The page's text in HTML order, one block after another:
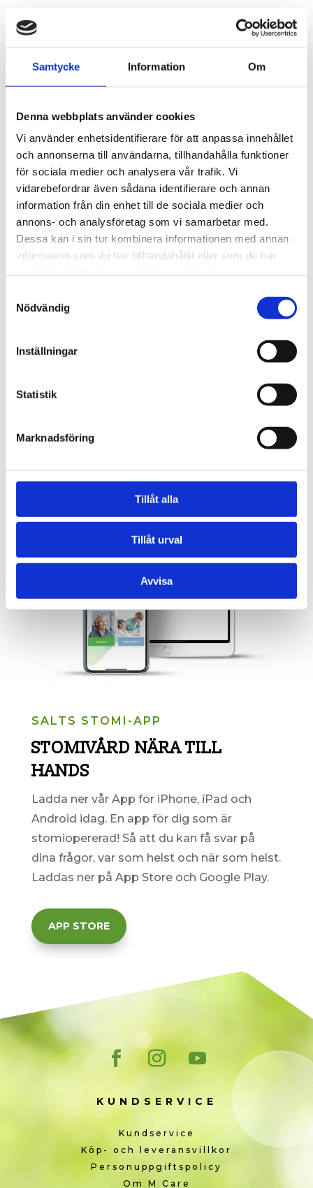
Samtycke Information Om
Denna webbplats använder cookies
Vi använder enhetsidentifierare för att anpassa innehållet
och annonserna till användarna, tillhandahålla funktioner
för sociala medier och analysera vår trafik. Vi
vidarebefordrar även sådana identifierare och annan
information från din enhet till de sociala medier och
annons- och analysföretag som vi samarbetar med.
Dessa kan i sin tur kombinera informationen med annan
information som du har tillhandahållit eller som de har
Nödvändig
Inställningar
Statistik
Marknadsföring
Tillåt alla
Tillåt urval
Avvisa
Ordinarie, Prov
Diameter Min
0, 10, 1050, 1200, 13, 17, 20, 21, 23, 25, 28,
32, 35, 38, 41, 48, 5, 55, 58, 70, 750, 8, 900,
98
1050, 110, 1200, 13, 1350, 20, 21, 23, 25,
70, 900, 98
SALTS STOMI-APP
STOMIVÅRD NÄRA TILL
HANDS
Ladda ner vår App för iPhone, iPad och
Android idag. En app för dig som är
stomiopererad! Så att du kan få svar på
dina frågor, var som helst och när som helst.
Laddas ner på App Store och Google Play.
APP STORE
KUNDSERVICE
Kundservice
Köp- och leveransvillkor
Personuppgiftspolicy
Om M Care